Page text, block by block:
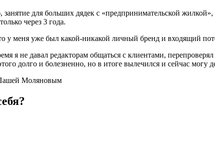
для больших дядек с «предпринимательской
через 3 года.
у меня уже был какой-никакой личный бренд и входящий
я не давал редакторам общаться с клиентами,
долго и болезненно, но в итоге вылечился и сейчас могу